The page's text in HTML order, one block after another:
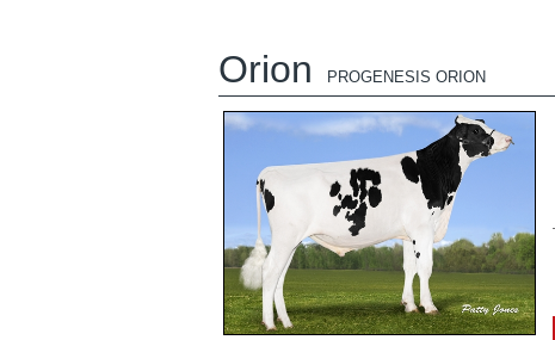
Orion PROGENESIS ORION